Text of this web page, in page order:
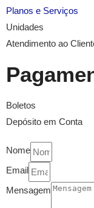
Planos e Serviços
Unidades
Atendimento ao
Boletos
Depósito em Conta
Nome
Email
Mensagem